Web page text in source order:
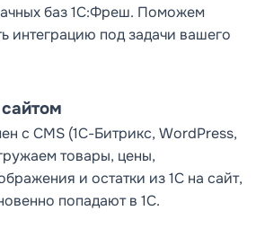
баз 1С:Фреш. Поможем
интеграцию под задачи вашего
с CMS (1С-Битрикс, WordPress,
товары, цены,
и остатки из 1С на сайт,
попадают в 1С.